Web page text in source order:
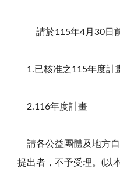
請於115年4月30日
1.已核准之115年度計
2.116年度計畫
請各公益團體及地方
提出者，不予受理。(